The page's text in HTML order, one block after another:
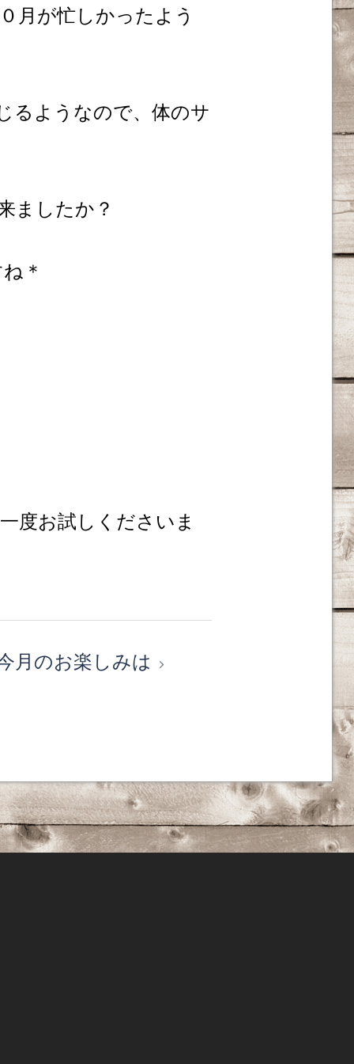
月が忙しかったよう
るようなので、体のサ
ましたか？
＊
度お試しくださいま
月のお楽しみは